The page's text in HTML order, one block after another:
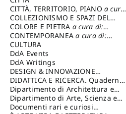
Tommaso
CITTÀ, TERRITORIO, PIANO a cura
di: Imbesi Giuseppe
COLLEZIONISMO E SPAZI DEL
COLLEZIONISMO a cura di:
Magnani Lauro
COLORE E PIETRA a cura di:
Selvaggi Giuseppe
CONTEMPORANEAa cura di:
Gubinelli Luna
CULTURA
DdA Events
DdA Writings
DESIGN & INNOVAZIONE
TECNOLOGICAa cura di: Vallicelli
Andrea
DIDATTICA E RICERCA. Quaderni
della Scuola
Dipartimento di Architettura e
Analisi della Città Mediterranea
Dipartimento di Arte, Scienza e
Tecnica del Costuire
Documenti rari e curiosi